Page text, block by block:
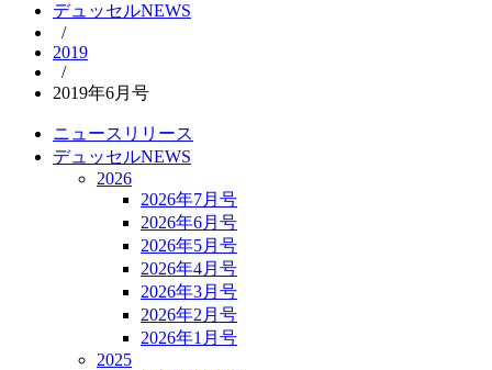
デュッセルNEWS
/
2019
/
2019年6月号
ニュースリリース
デュッセルNEWS
2026
2026年7月号
2026年6月号
2026年5月号
2026年4月号
2026年3月号
2026年2月号
2026年1月号
2025